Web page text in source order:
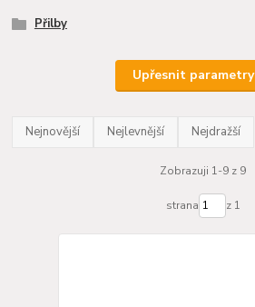
Přilby
Upřesnit parametry
Nejnovější Nejlevnější Nejdražší
Zobrazuji 1-9 z 9
strana z 1